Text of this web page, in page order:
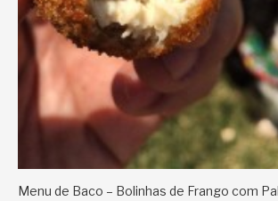
Menu de Baco – Bolinhas de Frango com